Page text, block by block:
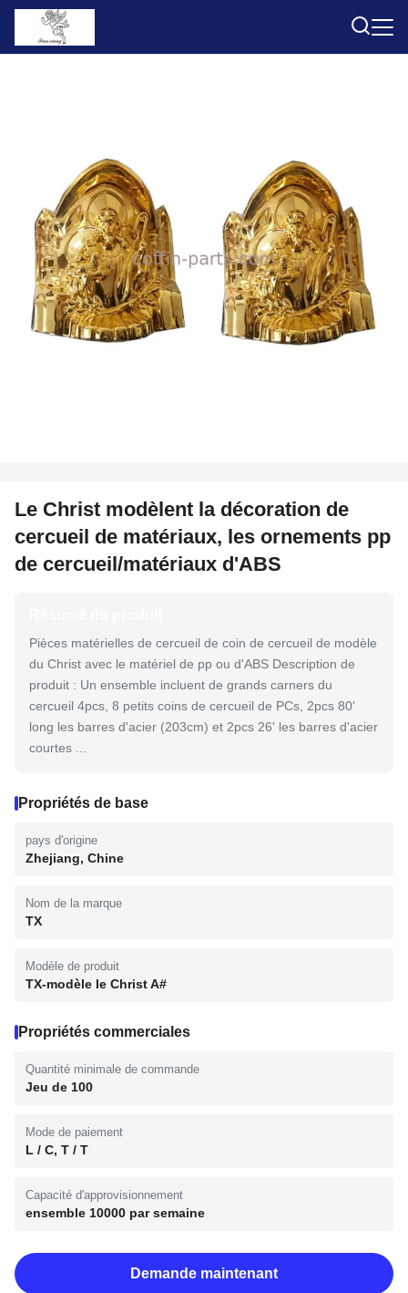
Le Christ modèlent la décoration de
cercueil de matériaux, les ornements pp
de cercueil/matériaux d'ABS
Pièces matérielles de cercueil de coin de cercueil de modèle
du Christ avec le matériel de pp ou d'ABS Description de
produit : Un ensemble incluent de grands carners du
cercueil 4pcs, 8 petits coins de cercueil de PCs, 2pcs 80'
long les barres d'acier (203cm) et 2pcs 26' les barres d'acier
courtes ...
Propriétés de base
pays d'origine
Zhejiang, Chine
Nom de la marque
TX
Modèle de produit
TX-modèle le Christ A#
Propriétés commerciales
Quantité minimale de commande
Jeu de 100
Mode de paiement
L / C, T / T
Capacité d'approvisionnement
ensemble 10000 par semaine
Demande maintenant